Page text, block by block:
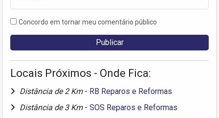
Concordo em tornar meu comentário público
Locais Próximos - Onde Fica:
Distância de 2 Km - RB Reparos e Reformas
Distância de 3 Km - SOS Reparos e Reformas